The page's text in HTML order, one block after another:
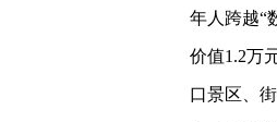
年人跨越“
价值1.2万
口景区、